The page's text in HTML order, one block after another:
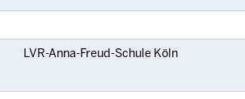
LVR-Anna-Freud-Schule Köln